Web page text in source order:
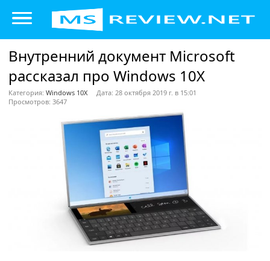
Внутренний документ Microsoft
рассказал про Windows 10X
Категория: Windows 10X
Дата: 28 октября 2019 г. в 15:01
Просмотров: 3647